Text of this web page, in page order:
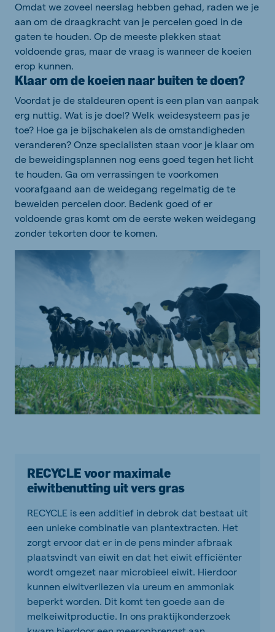
Omdat we zoveel neerslag hebben gehad, raden we je
aan om de draagkracht van je percelen goed in de
gaten te houden. Op de meeste plekken staat
voldoende gras, maar de vraag is wanneer de koeien
erop kunnen.
Klaar om de koeien naar buiten te doen?
Voordat je de staldeuren opent is een plan van aanpak
erg nuttig. Wat is je doel? Welk weidesysteem pas je
toe? Hoe ga je bijschakelen als de omstandigheden
veranderen? Onze specialisten staan voor je klaar om
de beweidingsplannen nog eens goed tegen het licht
te houden. Ga om verrassingen te voorkomen
voorafgaand aan de weidegang regelmatig de te
beweiden percelen door. Bedenk goed of er
voldoende gras komt om de eerste weken weidegang
zonder tekorten door te komen.
RECYCLE voor maximale
eiwitbenutting uit vers gras
RECYCLE is een additief in debrok dat bestaat uit
een unieke combinatie van plantextracten. Het
zorgt ervoor dat er in de pens minder afbraak
plaatsvindt van eiwit en dat het eiwit efficiënter
wordt omgezet naar microbieel eiwit. Hierdoor
kunnen eiwitverliezen via ureum en ammoniak
beperkt worden. Dit komt ten goede aan de
melkeiwitproductie. In ons praktijkonderzoek